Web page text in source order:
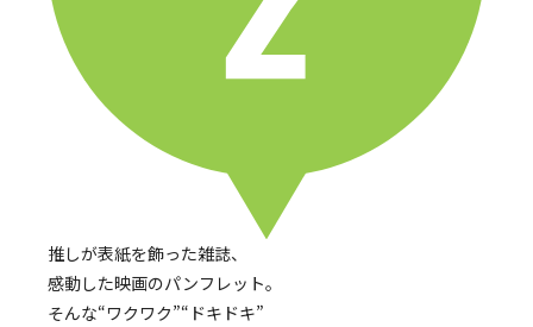
推しが表紙を飾った雑誌、
感動した映画のパンフレット。
そんな“ワクワク”“ドキドキ”